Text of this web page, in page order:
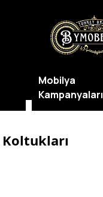
Mobilya
Kampanyaları